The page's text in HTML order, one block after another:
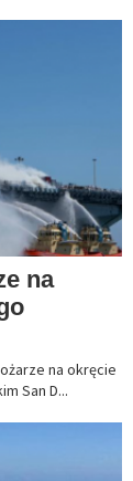
na
na okręcie
San D...